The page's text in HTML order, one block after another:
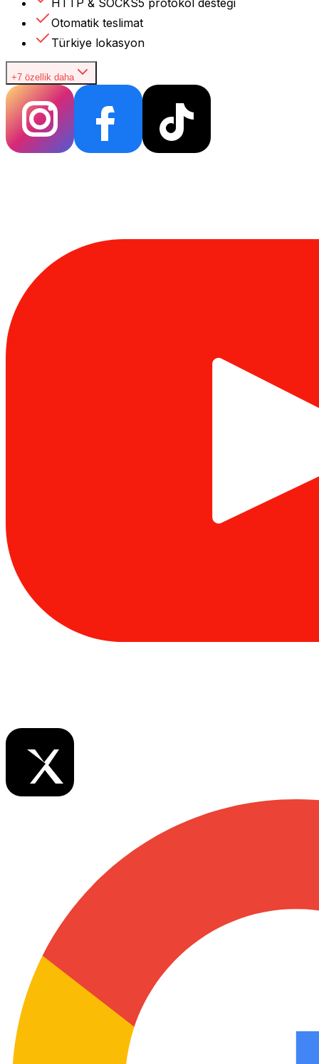
Otomatik teslimat
Türkiye lokasyon
+7 özellik daha